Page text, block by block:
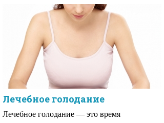
Лечебное голодание
Лечебное голодание — это время